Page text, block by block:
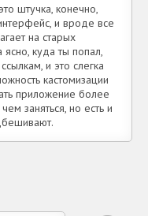
штучка, конечно,
и вроде все
на старых
ясно, куда ты попал,
и это слегка
кастомизации
приложение более
заняться, но есть и